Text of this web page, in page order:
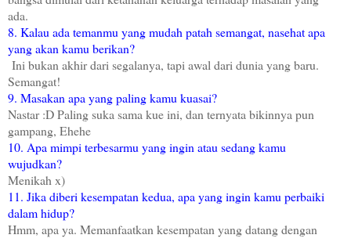
ada.
8. Kalau ada temanmu yang mudah patah semangat, nasehat apa
yang akan kamu berikan?
Ini bukan akhir dari segalanya, tapi awal dari dunia yang baru.
Semangat!
9. Masakan apa yang paling kamu kuasai?
Nastar :D Paling suka sama kue ini, dan ternyata bikinnya pun
gampang, Ehehe
10. Apa mimpi terbesarmu yang ingin atau sedang kamu
wujudkan?
Menikah x)
11. Jika diberi kesempatan kedua, apa yang ingin kamu perbaiki
dalam hidup?
Hmm, apa ya. Memanfaatkan kesempatan yang datang dengan